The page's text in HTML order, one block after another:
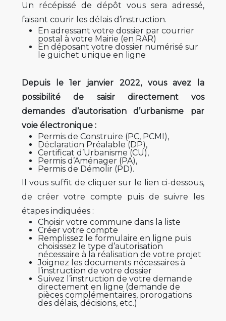
Un récépissé de dépôt vous sera adressé,
faisant courir les délais d’instruction.
En adressant votre dossier par courrier
postal à votre Mairie (en RAR)
En déposant votre dossier numérisé sur
le guichet unique en ligne
Depuis le 1er janvier 2022, vous avez la
possibilité de saisir directement vos
demandes d’autorisation d’urbanisme par
voie électronique :
Permis de Construire (PC, PCMI),
Déclaration Préalable (DP),
Certificat d’Urbanisme (CU),
Permis d’Aménager (PA),
Permis de Démolir (PD).
Il vous suffit de cliquer sur le lien ci-dessous,
de créer votre compte puis de suivre les
étapes indiquées :
Choisir votre commune dans la liste
Créer votre compte
Remplissez le formulaire en ligne puis
choisissez le type d’autorisation
nécessaire à la réalisation de votre projet
Joignez les documents nécessaires à
l’instruction de votre dossier
Suivez l’instruction de votre demande
directement en ligne (demande de
pièces complémentaires, prorogations
des délais, décisions, etc.)